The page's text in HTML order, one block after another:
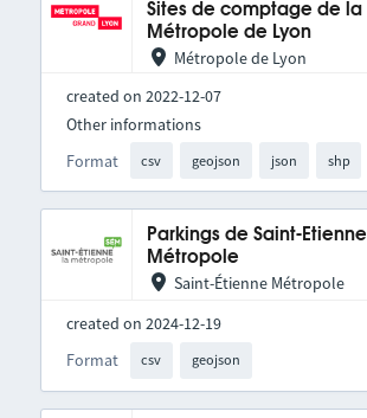
Sites de comptage de la
Métropole de Lyon
Métropole de Lyon
created on 2022-12-07
Format csv geojson json shp
Other informations
Parkings de Saint-Etienne
Métropole
Saint-Étienne Métropole
created on 2024-12-19
Format
csv geojson